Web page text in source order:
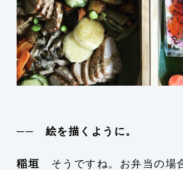
── 絵を描くように。
稲垣 そうですね。お弁当の場